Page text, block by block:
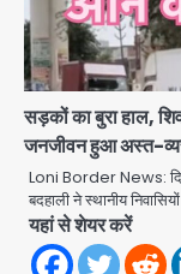
सड़कों का बुरा हाल,
जनजीवन हुआ अस्त-
Loni Border News:
बदहाली ने स्थानीय
यहां से शेयर करें
3
4